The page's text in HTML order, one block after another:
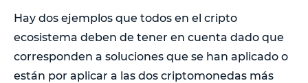
Hay dos ejemplos que todos en el cripto
ecosistema deben de tener en cuenta dado que
corresponden a soluciones que se han aplicado o
están por aplicar a las dos criptomonedas más